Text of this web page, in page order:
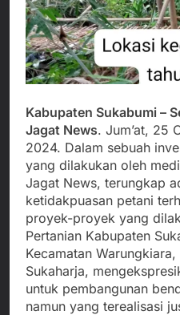
Kabupaten Sukabumi –
Jagat News. Jum’at, 25
2024. Dalam sebuah
yang dilakukan oleh
Jagat News, terungkap
ketidakpuasan petani
proyek-proyek yang
Pertanian Kabupaten
Kecamatan
Sukaharja,
untuk pembangunan
namun yang terealisasi